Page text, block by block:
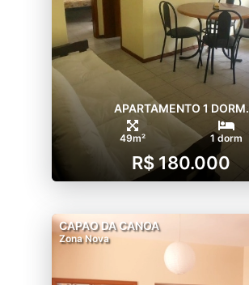
APARTAMENTO 1 DORM.
49m² 1 dorm
R$ 180.000
CAPAO DA CANOA
Zona Nova